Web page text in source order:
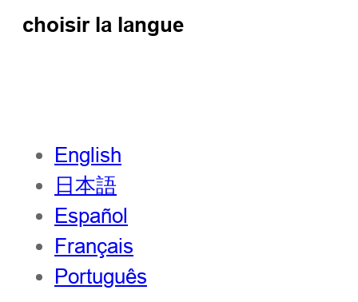
choisir la langue
English
日本語
Español
Français
Português